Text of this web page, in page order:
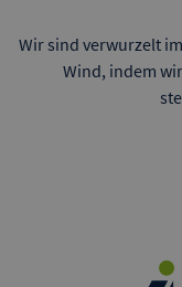
Wir sind verwurzelt
Wind, indem